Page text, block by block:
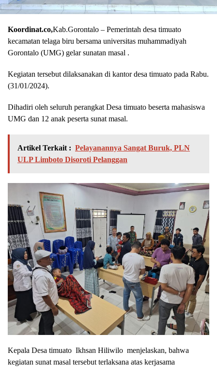
Koordinat.co,Kab.Gorontalo – Pemerintah desa timuato
kecamatan telaga biru bersama universitas muhammadiyah
Gorontalo (UMG) gelar sunatan masal .
Kegiatan tersebut dilaksanakan di kantor desa timuato pada Rabu.
(31/01/2024).
Dihadiri oleh seluruh perangkat Desa timuato beserta mahasiswa
UMG dan 12 anak peserta sunat masal.
Artikel Terkait : Pelayanannya Sangat Buruk, PLN
ULP Limboto Disoroti Pelanggan
Kepala Desa timuato Ikhsan Hiliwilo menjelaskan, bahwa
kegiatan sunat masal tersebut terlaksana atas kerjasama